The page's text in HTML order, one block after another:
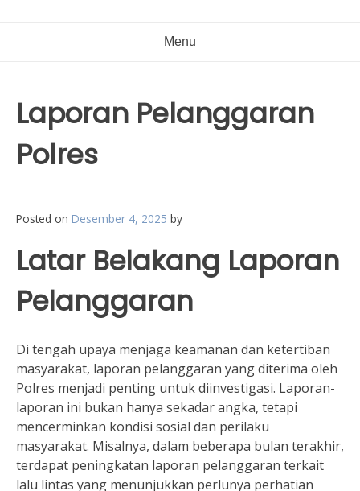
Menu
Laporan Pelanggaran
Polres
Posted on Desember 4, 2025 by
Latar Belakang Laporan
Pelanggaran
Di tengah upaya menjaga keamanan dan ketertiban
masyarakat, laporan pelanggaran yang diterima oleh
Polres menjadi penting untuk diinvestigasi. Laporan-
laporan ini bukan hanya sekadar angka, tetapi
mencerminkan kondisi sosial dan perilaku
masyarakat. Misalnya, dalam beberapa bulan terakhir,
terdapat peningkatan laporan pelanggaran terkait
lalu lintas yang menunjukkan perlunya perhatian